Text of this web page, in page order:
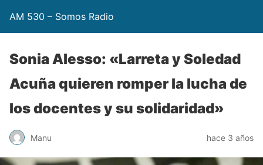
AM 530 – Somos Radio
Sonia Alesso: «Larreta y Soledad
Acuña quieren romper la lucha de
los docentes y su solidaridad»
Manu hace 3 años